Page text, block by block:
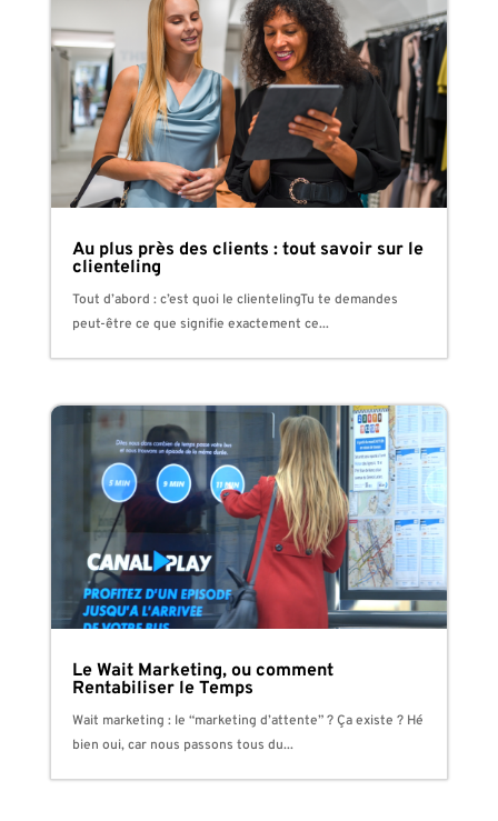
Au plus près des clients : tout savoir sur le
clienteling
Tout d’abord : c’est quoi le clientelingTu te demandes
peut-être ce que signifie exactement ce...
Le Wait Marketing, ou comment
Rentabiliser le Temps
Wait marketing : le “marketing d’attente” ? Ça existe ? Hé
bien oui, car nous passons tous du...